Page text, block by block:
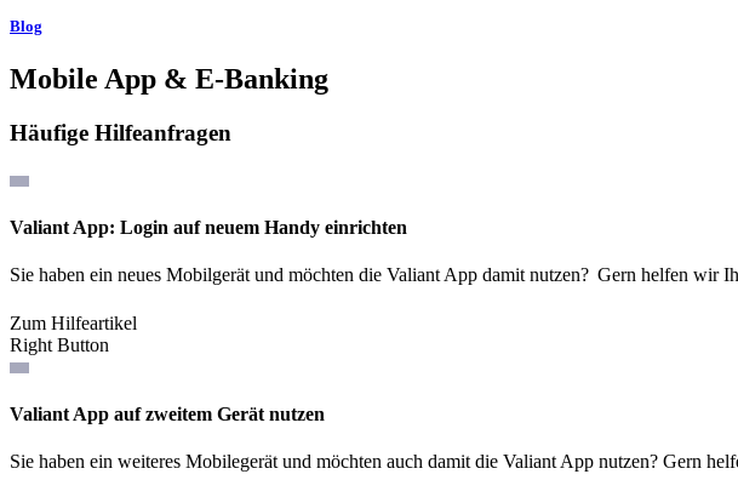
Blog
Mobile App & E-Banking
Häufige Hilfeanfragen
Valiant App: Login auf neuem Handy einrichten
Sie haben ein neues Mobilgerät und möchten die Valiant App damit nutzen? Gern helfen wir
Zum Hilfeartikel
Right Button
Valiant App auf zweitem Gerät nutzen
Sie haben ein weiteres Mobilegerät und möchten auch damit die Valiant App nutzen? Gern